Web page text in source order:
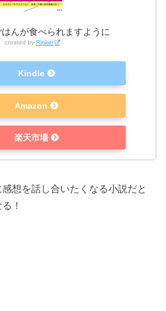
んが食べられますように
created by Rinker
Kindle
Amazon
楽天市場
想を話し合いたくなる小説だと
！